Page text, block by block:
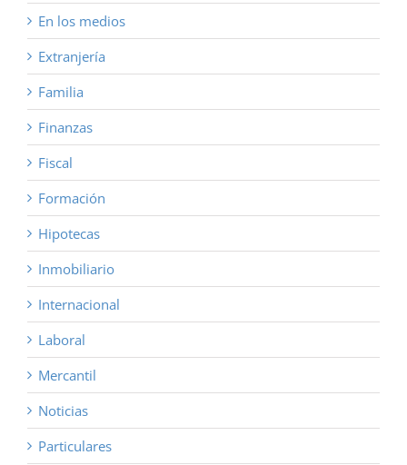
En los medios
Extranjería
Familia
Finanzas
Fiscal
Formación
Hipotecas
Inmobiliario
Internacional
Laboral
Mercantil
Noticias
Particulares